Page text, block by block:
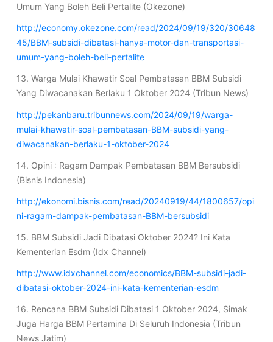
Umum Yang Boleh Beli Pertalite (Okezone)
http://economy.okezone.com/read/2024/09/19/320/30648
45/BBM-subsidi-dibatasi-hanya-motor-dan-transportasi-
umum-yang-boleh-beli-pertalite
13. Warga Mulai Khawatir Soal Pembatasan BBM Subsidi
Yang Diwacanakan Berlaku 1 Oktober 2024 (Tribun News)
http://pekanbaru.tribunnews.com/2024/09/19/warga-
mulai-khawatir-soal-pembatasan-BBM-subsidi-yang-
diwacanakan-berlaku-1-oktober-2024
14. Opini : Ragam Dampak Pembatasan BBM Bersubsidi
(Bisnis Indonesia)
http://ekonomi.bisnis.com/read/20240919/44/1800657/opi
ni-ragam-dampak-pembatasan-BBM-bersubsidi
15. BBM Subsidi Jadi Dibatasi Oktober 2024? Ini Kata
Kementerian Esdm (Idx Channel)
http://www.idxchannel.com/economics/BBM-subsidi-jadi-
dibatasi-oktober-2024-ini-kata-kementerian-esdm
16. Rencana BBM Subsidi Dibatasi 1 Oktober 2024, Simak
Juga Harga BBM Pertamina Di Seluruh Indonesia (Tribun
News Jatim)